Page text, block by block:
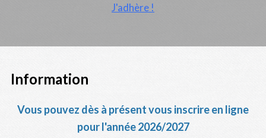
J'adhère !
Information
Vous pouvez dès à présent vous inscrire en ligne
pour l'année 2026/2027